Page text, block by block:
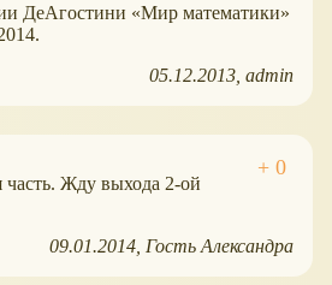
ДеАгостини
Мир математики
05.12.2013 admin
часть. Жду выхода 2-ой
09.01.2014 Гость Александра